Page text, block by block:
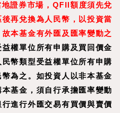
證券市場，QFII額度須先兌
再兌換為人民幣，以投資當
本基金有外匯及匯率變動之
權單位所有申購及買回價金
幣類型受益權單位所有申購
為之。如投資人以非本基金
基金，須自行承擔匯率變動
進行外匯交易有買價與賣價